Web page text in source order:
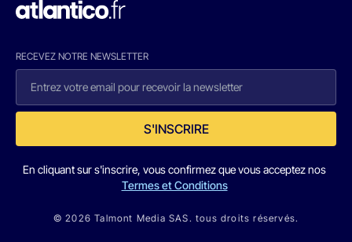
RECEVEZ NOTRE NEWSLETTER
S'INSCRIRE
En cliquant sur s'inscrire, vous confirmez que vous acceptez nos
Termes et Conditions
© 2026 Talmont Media SAS. tous droits réservés.